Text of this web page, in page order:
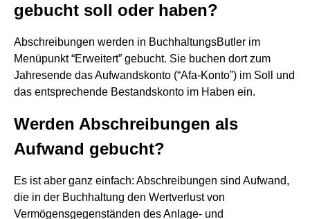
gebucht soll oder haben?
Abschreibungen werden in BuchhaltungsButler im
Menüpunkt “Erweitert” gebucht. Sie buchen dort zum
Jahresende das Aufwandskonto (“Afa-Konto”) im Soll und
das entsprechende Bestandskonto im Haben ein.
Werden Abschreibungen als
Aufwand gebucht?
Es ist aber ganz einfach: Abschreibungen sind Aufwand,
die in der Buchhaltung den Wertverlust von
Vermögensgegenständen des Anlage- und